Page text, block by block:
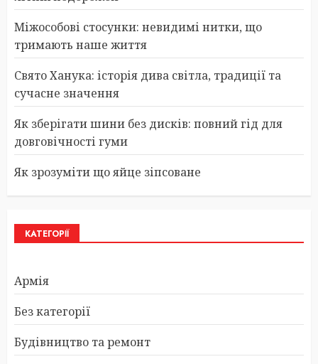
Міжособові стосунки: невидимі нитки, що
тримають наше життя
Свято Ханука: історія дива світла, традиції та
сучасне значення
Як зберігати шини без дисків: повний гід для
довговічності гуми
Як зрозуміти що яйце зіпсоване
КАТЕГОРІЇ
Армія
Без категорії
Будівництво та ремонт